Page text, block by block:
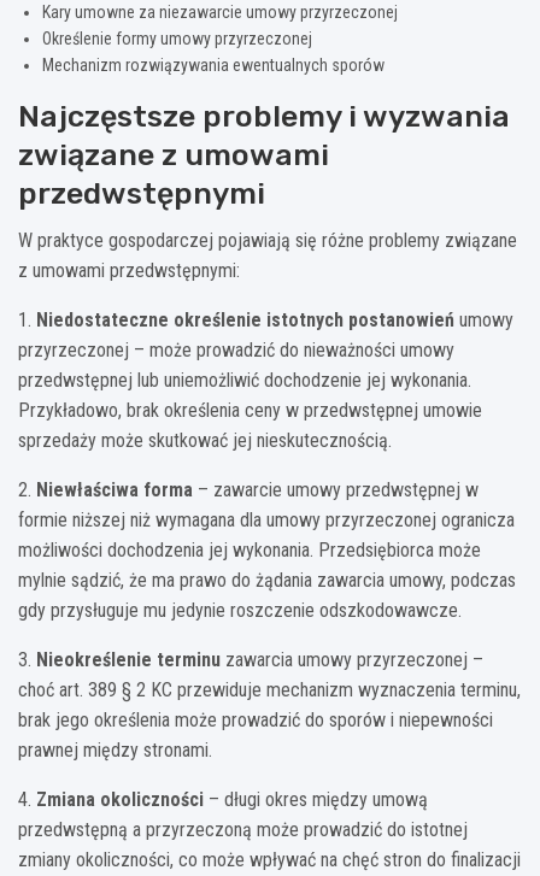
Kary umowne za niezawarcie umowy przyrzeczonej
Określenie formy umowy przyrzeczonej
Mechanizm rozwiązywania ewentualnych sporów
Najczęstsze problemy i wyzwania
związane z umowami
przedwstępnymi
W praktyce gospodarczej pojawiają się różne problemy związane
z umowami przedwstępnymi:
1. Niedostateczne określenie istotnych postanowień umowy
przyrzeczonej – może prowadzić do nieważności umowy
przedwstępnej lub uniemożliwić dochodzenie jej wykonania.
Przykładowo, brak określenia ceny w przedwstępnej umowie
sprzedaży może skutkować jej nieskutecznością.
2. Niewłaściwa forma – zawarcie umowy przedwstępnej w
formie niższej niż wymagana dla umowy przyrzeczonej ogranicza
możliwości dochodzenia jej wykonania. Przedsiębiorca może
mylnie sądzić, że ma prawo do żądania zawarcia umowy, podczas
gdy przysługuje mu jedynie roszczenie odszkodowawcze.
3. Nieokreślenie terminu zawarcia umowy przyrzeczonej –
choć art. 389 § 2 KC przewiduje mechanizm wyznaczenia terminu,
brak jego określenia może prowadzić do sporów i niepewności
prawnej między stronami.
4. Zmiana okoliczności – długi okres między umową
przedwstępną a przyrzeczoną może prowadzić do istotnej
zmiany okoliczności, co może wpływać na chęć stron do finalizacji